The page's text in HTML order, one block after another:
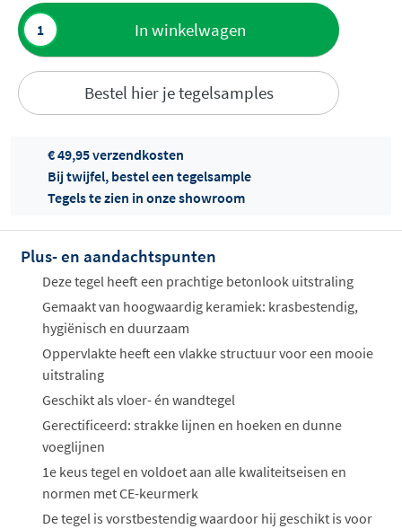
In winkelwagen
Bestel hier je tegelsamples
Toevoegen
aan offerte
Offertes
ophalen...
€ 49,95 verzendkosten
Bij twijfel, bestel een tegelsample
Tegels te zien in onze showroom
Plus- en aandachtspunten
Deze tegel heeft een prachtige betonlook uitstraling
Gemaakt van hoogwaardig keramiek: krasbestendig,
hygiënisch en duurzaam
Oppervlakte heeft een vlakke structuur voor een mooie
uitstraling
Geschikt als vloer- én wandtegel
Gerectificeerd: strakke lijnen en hoeken en dunne
voeglijnen
1e keus tegel en voldoet aan alle kwaliteitseisen en
normen met CE-keurmerk
De tegel is vorstbestendig waardoor hij geschikt is voor